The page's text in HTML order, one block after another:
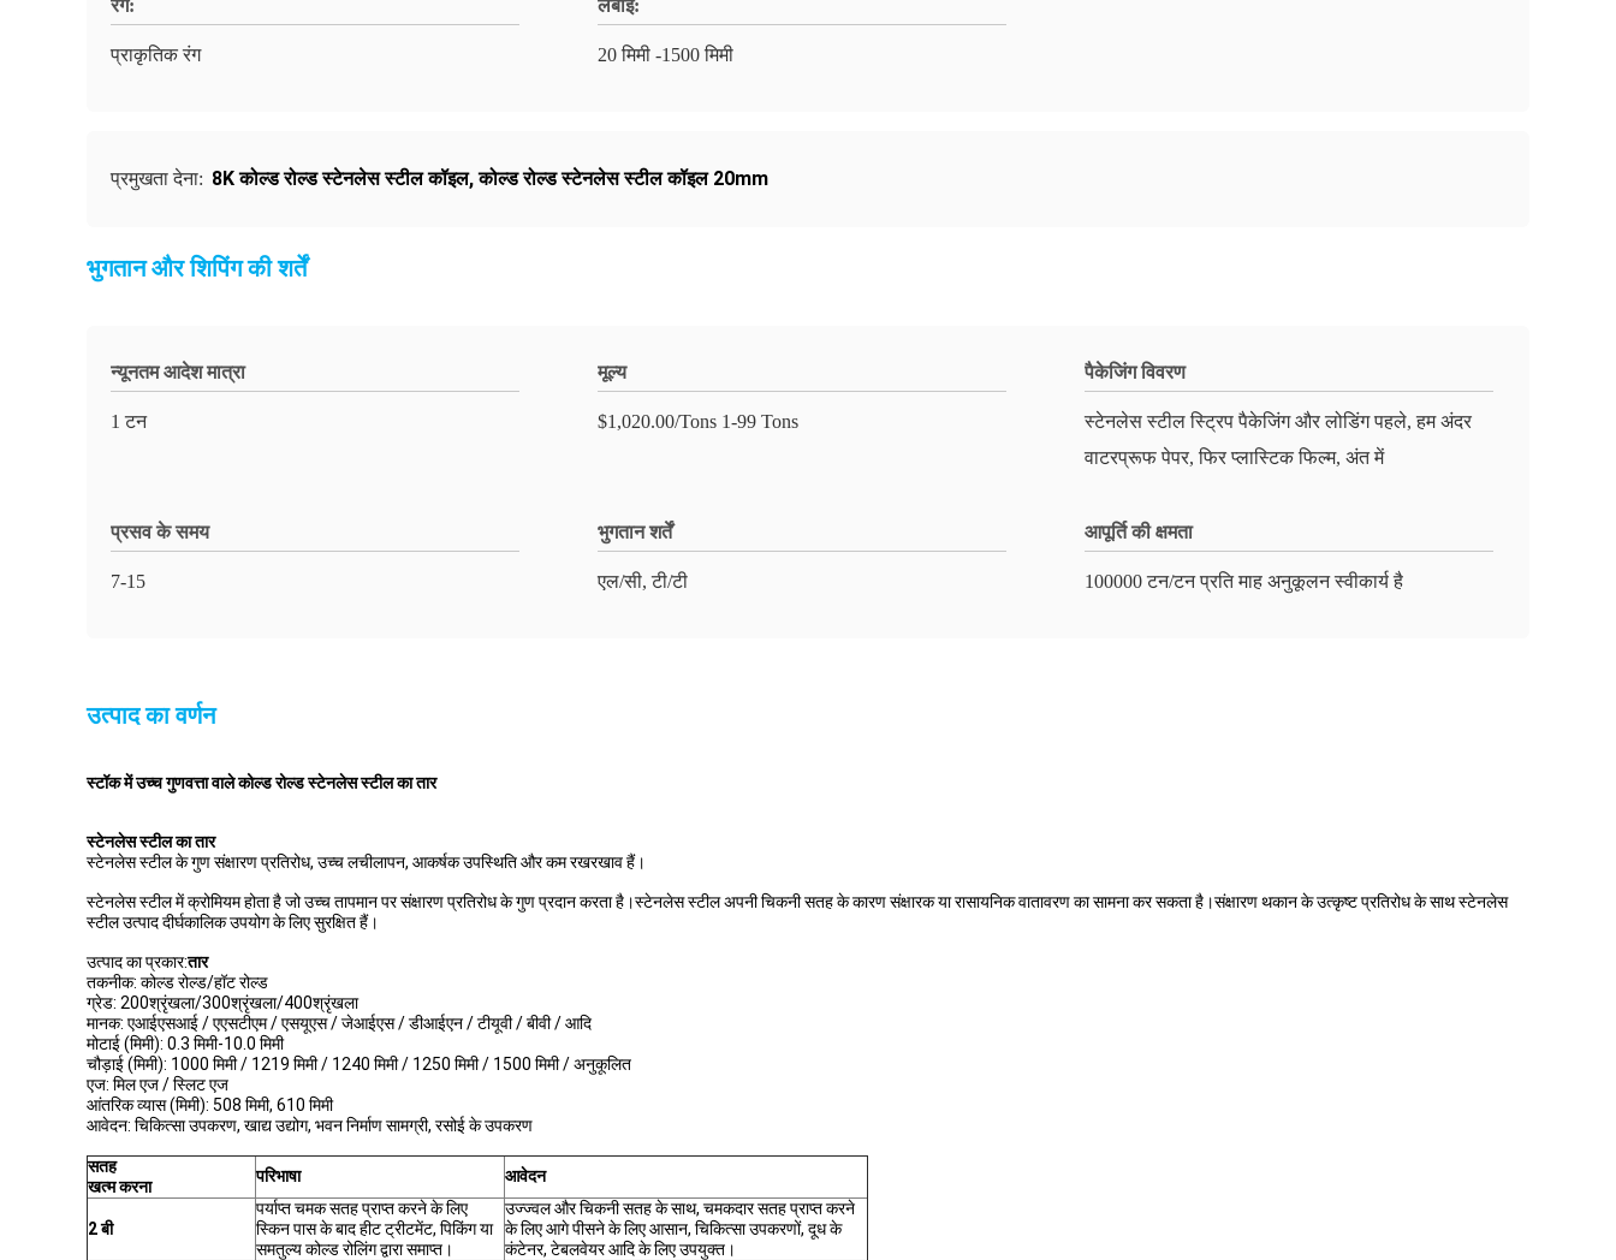
रंग:
प्राकृतिक रंग
लंबाई:
20 मिमी -1500 मिमी
प्रमुखता देना: 8K कोल्ड रोल्ड स्टेनलेस स्टील कॉइल,कोल्ड रोल्ड स्टेनलेस स्टील कॉइल 20mm
भुगतान और शिपिंग की शर्तें
न्यूनतम आदेश मात्रा
1 टन
मूल्य
$1,020.00/Tons 1-99 Tons
पैकेजिंग विवरण
स्टेनलेस स्टील स्ट्रिप पैकेजिंग और लोडिंग पहले, हम अंदर
वाटरप्रूफ पेपर, फिर प्लास्टिक फिल्म, अंत में
प्रसव के समय
7-15
भुगतान शर्तें
एल/सी, टी/टी
आपूर्ति की क्षमता
100000 टन/टन प्रति माह अनुकूलन स्वीकार्य है
उत्पाद का वर्णन
स्टॉक में उच्च गुणवत्ता वाले कोल्ड रोल्ड स्टेनलेस स्टील का तार
स्टेनलेस स्टील का तार
स्टेनलेस स्टील के गुण संक्षारण प्रतिरोध, उच्च लचीलापन, आकर्षक उपस्थिति और कम रखरखाव हैं।
स्टेनलेस स्टील में क्रोमियम होता है जो उच्च तापमान पर संक्षारण प्रतिरोध के गुण प्रदान करता है।स्टेनलेस स्टील अपनी चिकनी सतह के कारण संक्षारक या रासायनिक वातावरण का सामना कर सकता है।संक्षारण थकान के उत्कृष्ट प्रतिरोध के साथ स्टेनलेस
स्टील उत्पाद दीर्घकालिक उपयोग के लिए सुरक्षित हैं।
उत्पाद का प्रकार:तार
तकनीक: कोल्ड रोल्ड/हॉट रोल्ड
ग्रेड: 200श्रृंखला/300श्रृंखला/400श्रृंखला
मानक: एआईएसआई / एएसटीएम / एसयूएस / जेआईएस / डीआईएन / टीयूवी / बीवी / आदि
मोटाई (मिमी): 0.3 मिमी-10.0 मिमी
चौड़ाई (मिमी): 1000 मिमी / 1219 मिमी / 1240 मिमी / 1250 मिमी / 1500 मिमी / अनुकूलित
एज: मिल एज / स्लिट एज
आंतरिक व्यास (मिमी): 508 मिमी, 610 मिमी
आवेदन: चिकित्सा उपकरण, खाद्य उद्योग, भवन निर्माण सामग्री, रसोई के उपकरण
सतह
खत्म करना
परिभाषा आवेदन
2 बी
पर्याप्त चमक सतह प्राप्त करने के लिए
स्किन पास के बाद हीट ट्रीटमेंट, पिकिंग या
समतुल्य कोल्ड रोलिंग द्वारा समाप्त।
उज्ज्वल और चिकनी सतह के साथ, चमकदार सतह प्राप्त करने
के लिए आगे पीसने के लिए आसान, चिकित्सा उपकरणों, दूध के
कंटेनर, टेबलवेयर आदि के लिए उपयुक्त।